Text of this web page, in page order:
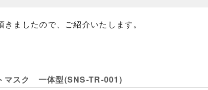
ましたので、ご紹介いたします。
マスク 一体型(SNS-TR-001)